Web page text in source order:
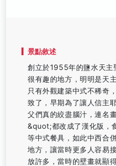
景點敘述
創立於1955年的鹽水天主
很有趣的地方，明明是天
只有外觀建築中式不稀奇
致了，早期為了讓人信主
父們真的絞盡腦汁，連名
&quot;都改成了漢化版，
等中式餐具，如此中西合
地方，讓當時更多人容易
放許多，當時的壁畫就顯